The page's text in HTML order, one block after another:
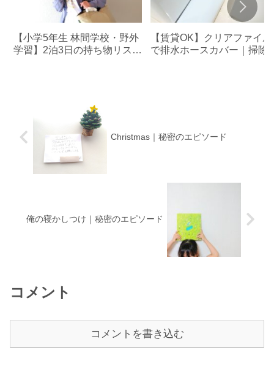
【小学5年生 林間学校・野外
学習】2泊3日の持ち物リスト
【賃貸OK】クリアファイル
で排水ホースカバー｜掃除
Christmas｜秘密のエピソード
俺の寝かしつけ｜秘密のエピソード
コメント
コメントを書き込む